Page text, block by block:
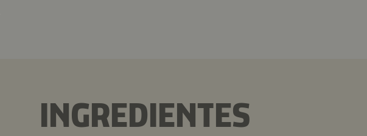
INGREDIENTES